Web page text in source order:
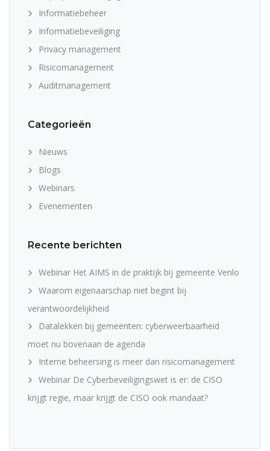
Informatiebeheer
Informatiebeveiliging
Privacy management
Risicomanagement
Auditmanagement
Categorieën
Nieuws
Blogs
Webinars
Evenementen
Recente berichten
Webinar Het AIMS in de praktijk bij gemeente Venlo
Waarom eigenaarschap niet begint bij
verantwoordelijkheid
Datalekken bij gemeenten: cyberweerbaarheid
moet nu bovenaan de agenda
Interne beheersing is meer dan risicomanagement
Webinar De Cyberbeveiligingswet is er: de CISO
krijgt regie, maar krijgt de CISO ook mandaat?